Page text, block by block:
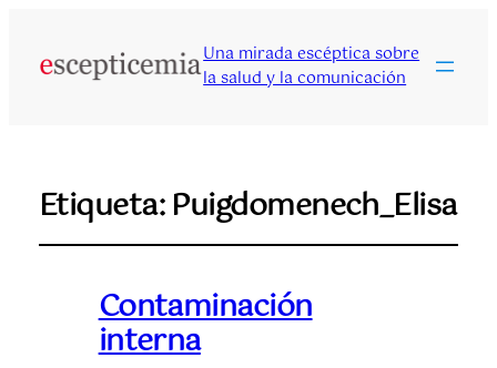
Una mirada escéptica sobre
la salud y la comunicación
Etiqueta:Puigdomenech_Elisa
Contaminación
interna